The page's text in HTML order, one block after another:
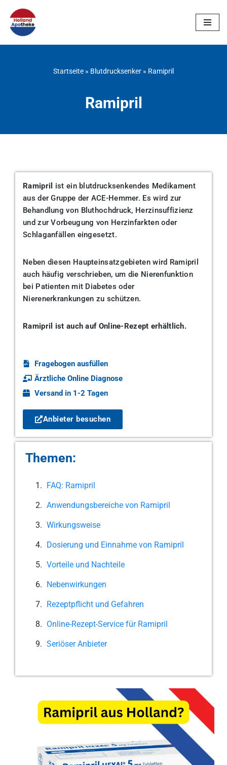
Zum
Inhalt
Startseite » Blutdrucksenker » Ramipril
Ramipril
Ramipril
ist ein blutdrucksenkendes Medikament
aus der Gruppe der ACE-Hemmer. Es wird zur
Behandlung von Bluthochdruck, Herzinsuffizienz
und zur Vorbeugung von Herzinfarkten oder
Schlaganfällen eingesetzt.
Neben diesen Haupteinsatzgebieten wird Ramipril
auch häufig verschrieben, um die Nierenfunktion
bei Patienten mit Diabetes oder
Nierenerkrankungen zu schützen.
Ramipril ist auch auf Online-Rezept erhältlich.
Fragebogen ausfüllen
Ärztliche Online Diagnose
Versand in 1-2 Tagen
Anbieter besuchen
Themen:
FAQ: Ramipril
Anwendungsbereiche von Ramipril
Wirkungsweise
Dosierung und Einnahme von Ramipril
Vorteile und Nachteile
Nebenwirkungen
Rezeptpflicht und Gefahren
Online-Rezept-Service für Ramipril
Seriöser Anbieter